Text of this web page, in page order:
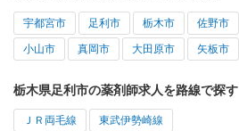
宇都宮市 足利市 栃木市 佐野市
小山市 真岡市 大田原市 矢板市
栃木県足利市の薬剤師求人を路線で探す
ＪＲ両毛線 東武伊勢崎線